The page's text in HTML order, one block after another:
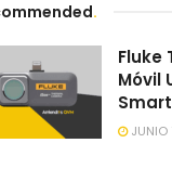
.
Fluke
Móvil
JUNIO